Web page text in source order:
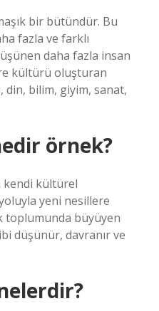
bir bütündür. Bu
fazla ve farklı
daha fazla insan
kültürü oluşturan
din, bilim, giyim, sanat,
örnek?
kendi kültürel
yeni nesillere
toplumunda büyüyen
düşünür, davranır ve